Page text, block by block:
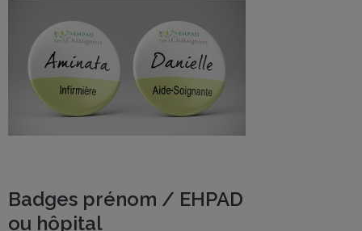
Badges prénom / EHPAD
ou hôpital
EVG
Mariages
Naissances
Objets